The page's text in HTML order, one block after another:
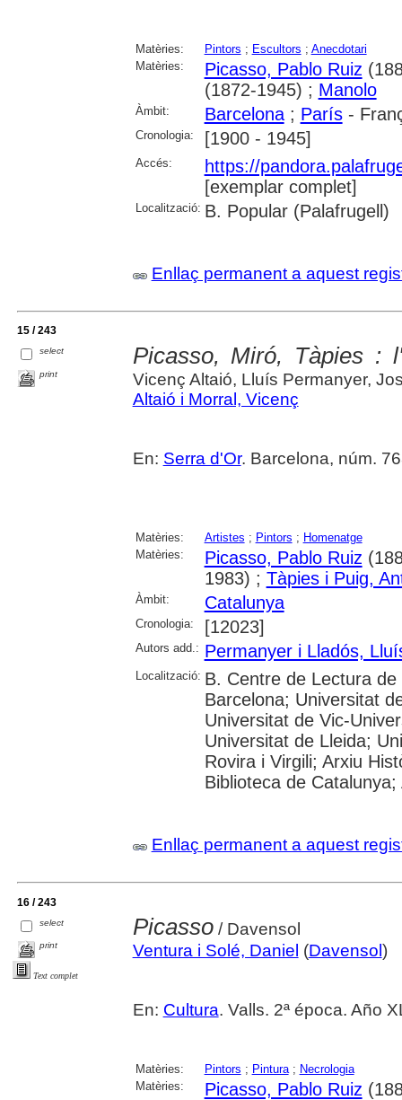
Matèries: Pintors ; Escultors ; Anecdotari
Matèries:
Picasso, Pablo Ruiz
(1872-1945) ; Manolo
Àmbit: Barcelona; París-
Cronologia: [1900 - 1945]
Accés:
https://
[exemplar complet]
Localització: B. Popular (Palafrugell)
Enllaç permanent a aquest
15 / 243
select
print
Picasso, Miró, Tàpies :
Vicenç Altaió, Lluís Permanyer,
Altaió i Morral, Vicenç
En: Serra d'Or. Barcelona, núm.
Matèries: Artistes ; Pintors ; Homenatge
Matèries:
Picasso, Pablo Ruiz
1983) ; Tàpies i Puig,
Àmbit: Catalunya
Cronologia: [12023]
Autors add.: Permanyer i Lladós,
Localització: B. Centre de Lectura
Barcelona; Universitat
Universitat de Vic-
Universitat de Lleida;
Rovira i Virgili; Arxiu
Biblioteca de
Enllaç permanent a aquest
16 / 243
select
print
Text complet
Picasso/ Davensol
Ventura i Solé, Daniel (Davensol)
En: Cultura. Valls. 2ª época. Año
Matèries: Pintors ; Pintura; Necrologia
Matèries:
Picasso, Pablo Ruiz